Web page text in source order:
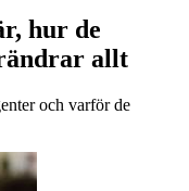
hur de
allt
och varför de